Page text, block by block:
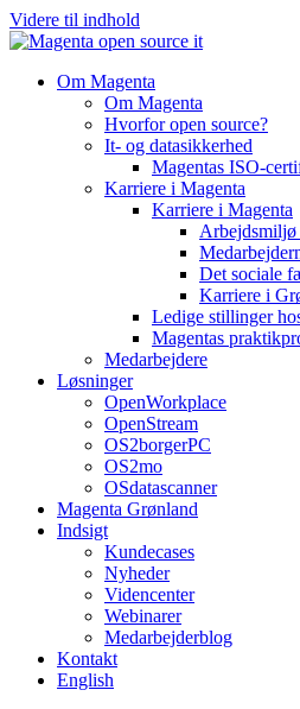
Videre til indhold
Om Magenta
Om Magenta
Hvorfor open source?
It- og datasikkerhed
Magentas ISO-
Karriere i Magenta
Karriere i Magenta
Det sociale
Karriere i
Ledige stillinger
Magentas
Medarbejdere
Løsninger
OpenWorkplace
OpenStream
OS2borgerPC
OS2mo
OSdatascanner
Magenta Grønland
Indsigt
Kundecases
Nyheder
Videncenter
Webinarer
Medarbejderblog
Kontakt
English